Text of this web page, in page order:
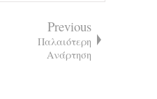
Previous
Παλαιότερη
Ανάρτηση